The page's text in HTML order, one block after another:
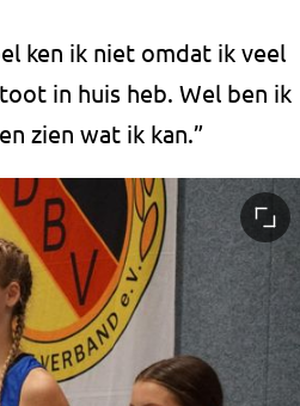
ken ik niet omdat ik veel
in huis heb. Wel ben ik
zien wat ik kan.”